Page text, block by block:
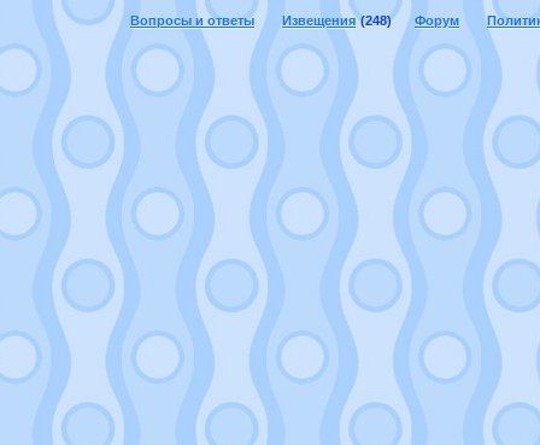
Вопросы и ответы Извещения (248) Форум